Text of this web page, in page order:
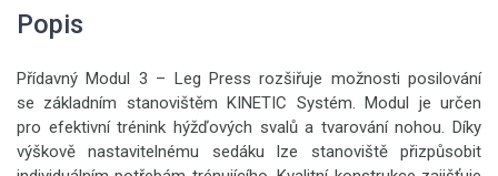
Popis
Přídavný Modul 3 – Leg Press rozšiřuje možnosti posilování
se základním stanovištěm KINETIC Systém. Modul je určen
pro efektivní trénink hýžďových svalů a tvarování nohou. Díky
výškově nastavitelnému sedáku lze stanoviště přizpůsobit